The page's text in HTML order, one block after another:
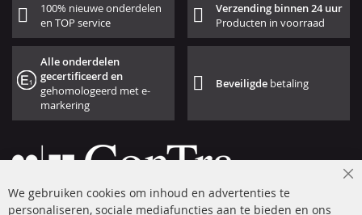
100% nieuwe onderdelen
en TOP service
Verzending binnen 24 uur
Producten in voorraad
Alle onderdelen
gecertificeerd en
gehomologeerd met e-
markering
Beveiligde betaling
We gebruiken cookies om inhoud en advertenties te
personaliseren, sociale mediafuncties aan te bieden en ons